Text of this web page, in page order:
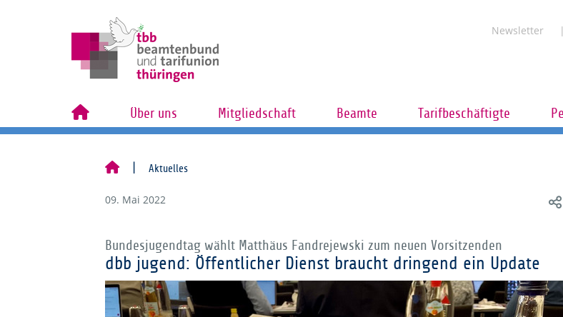
Newsletter
Über uns Mitgliedschaft Beamte Tarifbeschäftigte
Aktuelles
09. Mai 2022
Bundesjugendtag wählt Matthäus Fandrejewski zum neuen Vorsitzenden
dbb jugend: Öffentlicher Dienst braucht dringend ein Update